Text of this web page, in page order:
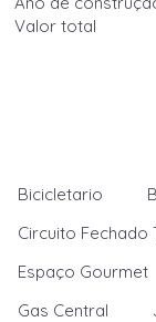
Valor total
Bicicletario
Circuito Fechado
Espaço Gourmet
Gas Central